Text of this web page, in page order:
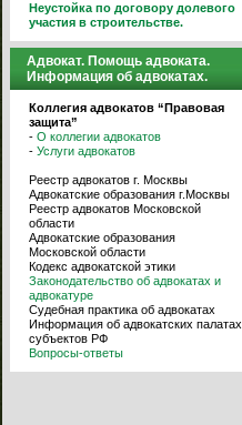
Неустойка по договору долевого
участия в строительстве.
Адвокат. Помощь адвоката.
Информация об адвокатах.
Коллегия адвокатов “Правовая
защита”
- О коллегии адвокатов
- Услуги адвокатов
Реестр адвокатов г. Москвы
Адвокатские образования г.Москвы
Реестр адвокатов Московской
области
Адвокатские образования
Московской области
Кодекс адвокатской этики
Законодательство об адвокатах и
адвокатуре
Судебная практика об адвокатах
Информация об адвокатских палатах
субъектов РФ
Вопросы-ответы